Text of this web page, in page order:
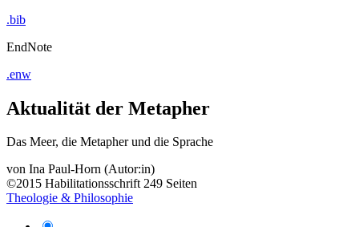
.bib
EndNote
.enw
Aktualität der Metapher
Das Meer, die Metapher und die Sprache
von Ina Paul-Horn (Autor:in)
©2015 Habilitationsschrift 249 Seiten
Theologie & Philosophie